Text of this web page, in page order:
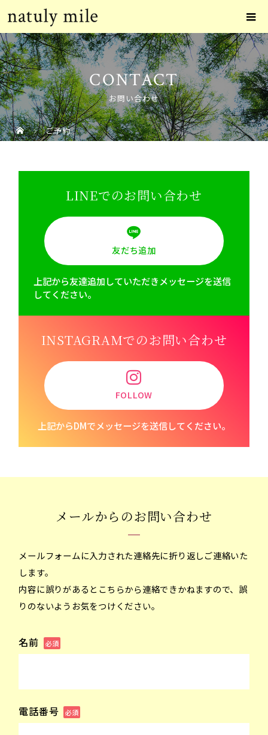
CONTACT
お問い合わせ
ご予約
LINEでのお問い合わせ
友だち追加
上記から友達追加していただきメッセージを送信
してください。
INSTAGRAMでのお問い合わせ
FOLLOW
上記からDMでメッセージを送信してください。
メールからのお問い合わせ
メールフォームに入力された連絡先に折り返しご連絡いた
します。
内容に誤りがあるとこちらから連絡できかねますので、誤
りのないようお気をつけください。
名前 必須
電話番号 必須